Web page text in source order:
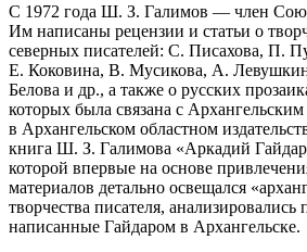
С 1972 года Ш. З. Галимов — член
Им написаны рецензии и статьи о
северных писателей: С. Писахова, П.
Е. Коковина, В. Мусикова, А.
Белова и др., а также о русских
которых была связана с
в Архангельском областном
книга Ш. З. Галимова «Аркадий Гайдар
которой впервые на основе
материалов детально освещался
творчества писателя, анализировались
написанные Гайдаром в Архангельске.